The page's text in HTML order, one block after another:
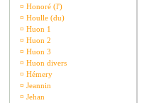
¤ Honoré (l')
¤ Houlle (du)
¤ Huon 1
¤ Huon 2
¤ Huon 3
¤ Huon divers
¤ Hémery
¤ Jeannin
¤ Jehan